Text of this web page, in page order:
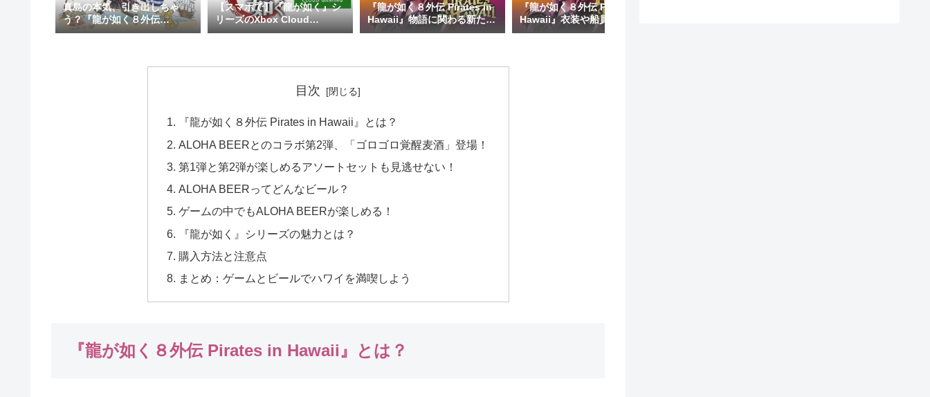
真島の本気、引き出しちゃ
う？『龍が如く８外伝
Pirates in Hawaii』とレッド
【スマホで】『龍が如く』シ
リーズのXbox Cloud
Gamingリンクリスト作った
『龍が如く８外伝 Pirates in
Hawaii』物語に関わる新たな
登場人物や「絆ドラマ」を紹
『龍が如く８外伝 Pirates in
Hawaii』衣装や船員、海賊船
ゴロー丸の特別なパーツセッ
目次
『龍が如く８外伝 Pirates in Hawaii』とは？
ALOHA BEERとのコラボ第2弾、「ゴロゴロ覚醒麦酒」登場！
第1弾と第2弾が楽しめるアソートセットも見逃せない！
ALOHA BEERってどんなビール？
ゲームの中でもALOHA BEERが楽しめる！
『龍が如く』シリーズの魅力とは？
購入方法と注意点
まとめ：ゲームとビールでハワイを満喫しよう
『龍が如く８外伝 Pirates in Hawaii』とは？